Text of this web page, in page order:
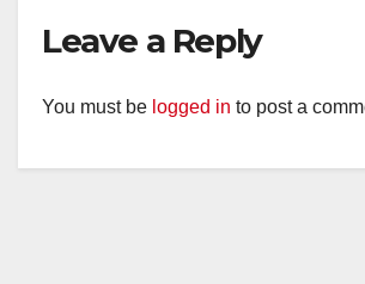
Leave a Reply
You must be logged in to post a